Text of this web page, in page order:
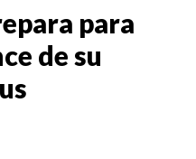
para
de su